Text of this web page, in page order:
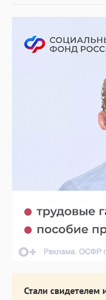
Стали свидетелем